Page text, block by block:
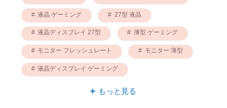
液晶 ゲーミング 27型 液晶
液晶ディスプレイ 27型 薄型 ゲーミング
モニター フレッシュレート モニター 薄型
液晶ディスプレイ ゲーミング
もっと見る